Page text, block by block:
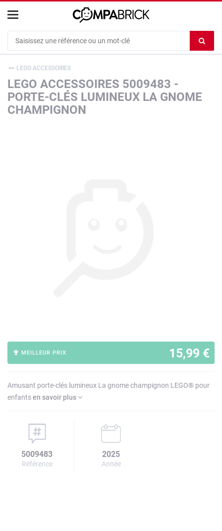
le
LEGO ACCESSOIRES
LEGO ACCESSOIRES 5009483 -
PORTE-CLÉS LUMINEUX LA GNOME
CHAMPIGNON
15,99 €
MEILLEUR PRIX
Amusant porte-clés lumineux La gnome champignon LEGO® pour
enfantsen savoir plus
5009483
Référence
2025
Année
Cookies management panel